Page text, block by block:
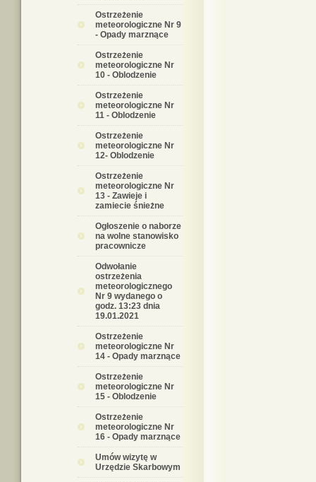
Ostrzeżenie
meteorologiczne Nr 9
- Opady marznące
Ostrzeżenie
meteorologiczne Nr
10 - Oblodzenie
Ostrzeżenie
meteorologiczne Nr
11 - Oblodzenie
Ostrzeżenie
meteorologiczne Nr
12- Oblodzenie
Ostrzeżenie
meteorologiczne Nr
13 - Zawieje i
zamiecie śnieżne
Ogłoszenie o naborze
na wolne stanowisko
pracownicze
Odwołanie
ostrzeżenia
meteorologicznego
Nr 9 wydanego o
godz. 13:23 dnia
19.01.2021
Ostrzeżenie
meteorologiczne Nr
14 - Opady marznące
Ostrzeżenie
meteorologiczne Nr
15 - Oblodzenie
Ostrzeżenie
meteorologiczne Nr
16 - Opady marznące
Umów wizytę w
Urzędzie Skarbowym